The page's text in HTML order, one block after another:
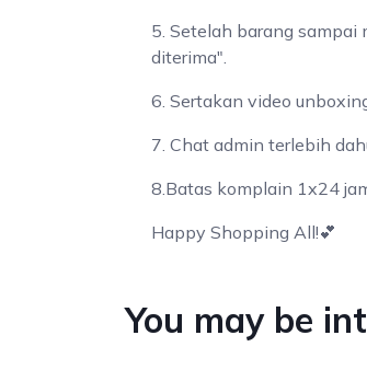
5. Setelah barang
diterima".
6. Sertakan video
7. Chat admin terlebih
8.Batas komplain 1x24
Happy Shopping All!💕
You may be